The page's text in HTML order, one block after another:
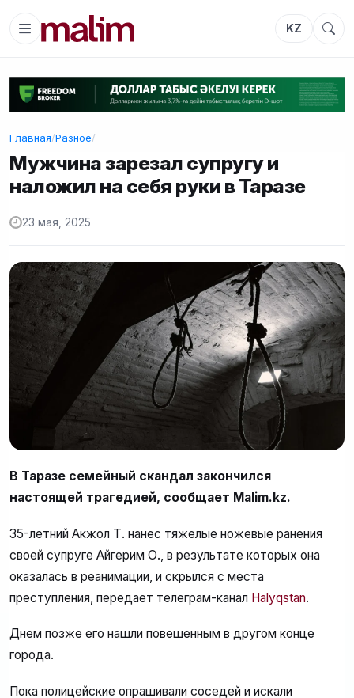
KZ
Главная/Разное/
Мужчина зарезал супругу и
наложил на себя руки в Таразе
23 мая, 2025
В Таразе семейный скандал закончился
настоящей трагедией, сообщает Malim.kz.
35-летний Акжол Т. нанес тяжелые ножевые ранения
своей супруге Айгерим О., в результате которых она
оказалась в реанимации, и скрылся с места
преступления, передает телеграм-канал Halyqstan.
Днем позже его нашли повешенным в другом конце
города.
Пока полицейские опрашивали соседей и искали